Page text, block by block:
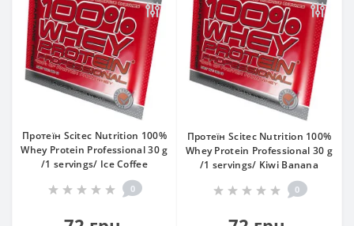
Протеїн Scitec Nutrition 100%
Whey Protein Professional 30 g
/1 servings/ Ice Coffee
0
Протеїн Scitec Nutrition 100%
Whey Protein Professional 30 g
/1 servings/ Kiwi Banana
0